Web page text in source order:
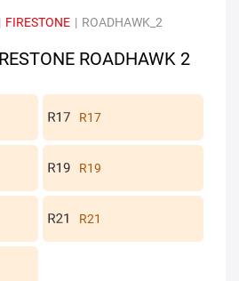
| FIRESTONE | ROADHAWK_2
ROADHAWK 2
R17
R19
R21